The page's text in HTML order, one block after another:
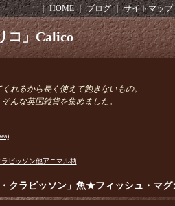
｜HOME｜ブログ｜サイトマップ
リコ」Calico
れるから長く使えて飽きないもの。
んな英国雑貨を集めました。
ラピッソン他アニマル柄
クラピッソン」魚★フィッシュ・マグ